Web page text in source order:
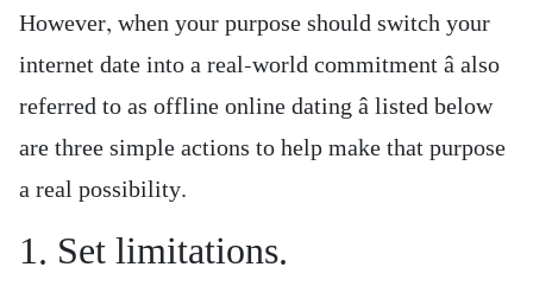
However, when your purpose should switch your
internet date into a real-world commitment â also
referred to as offline online dating â listed below
are three simple actions to help make that purpose
a real possibility.
1. Set limitations.